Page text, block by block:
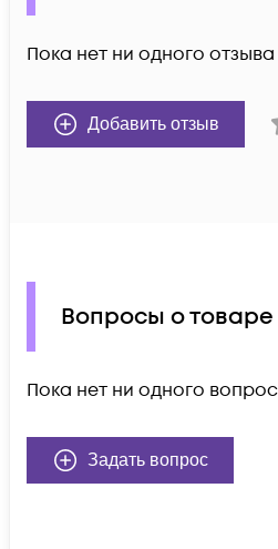
Пока нет ни одного отзыва
Добавить отзыв
Вопросы о товаре
Пока нет ни одного
Задать вопрос